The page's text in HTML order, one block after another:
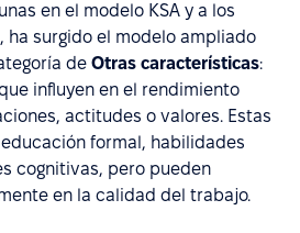
en el modelo KSA y a los
ha surgido el modelo ampliado
de Otras características:
influyen en el rendimiento
actitudes o valores. Estas
formal, habilidades
cognitivas, pero pueden
en la calidad del trabajo.